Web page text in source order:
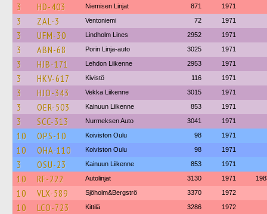
3 HD-403 Niemisen Linjat 871 1971
3 ZAL-3 Ventoniemi 72 1971
3 UFM-30 Lindholm Lines 2952 1971
3 ABN-68 Porin Linja-auto 3025 1971
3 HJB-171 Lehdon Liikenne 2953 1971
3 HKV-617 Kivistö 116 1971
3 HJO-343 Vekka Liikenne 3015 1971
3 OER-503 Kainuun Liikenne 853 1971
3 SCC-313 Nurmeksen Auto 3041 1971
10 OPS-10 Koiviston Oulu 98 1971
10 OHA-110 Koiviston Oulu 98 1971
3 OSU-23 Kainuun Liikenne 853 1971
10 RF-222 Autolinjat 3130 1971
10 VLX-589 Sjöholm&Bergströ 3370 1972
10 LCO-723 Kittilä 3286 1972